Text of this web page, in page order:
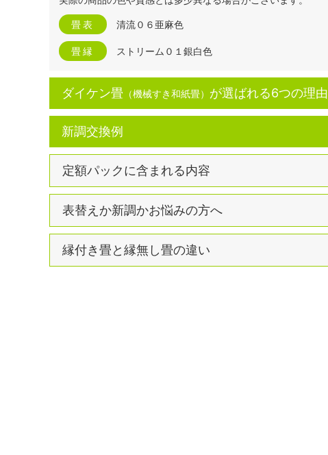
畳表 清流０６亜麻色
畳縁 ストリーム０１銀白色
ダイケン畳 （機械すき和紙畳） が選ばれる6つの理由
新調交換例
定額パックに含まれる内容
表替えか新調かお悩みの方へ
縁付き畳と縁無し畳の違い